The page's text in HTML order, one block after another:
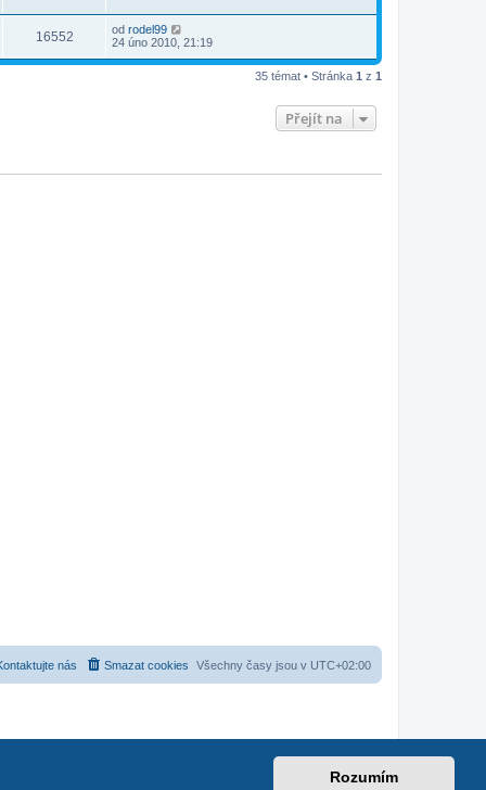
Rozumím
16552 od rodel99
24 úno 2010, 21:19
35 témat • Stránka 1 z 1
Přejít na
Všechny časy jsou v UTC+02:00
Smazat cookies
nás